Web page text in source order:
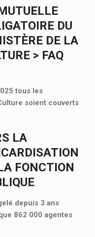
DU
DE LA
> FAQ
tous les
soient couverts
LA
FONCTION
depuis 3 ans
862 000 agentes